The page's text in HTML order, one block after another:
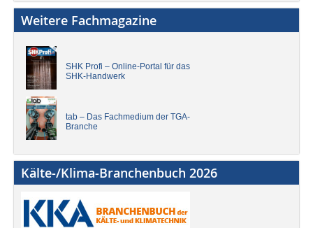
Weitere Fachmagazine
SHK Profi – Online-Portal für das
SHK-Handwerk
tab – Das Fachmedium der TGA-
Branche
Kälte-/Klima-Branchenbuch 2026